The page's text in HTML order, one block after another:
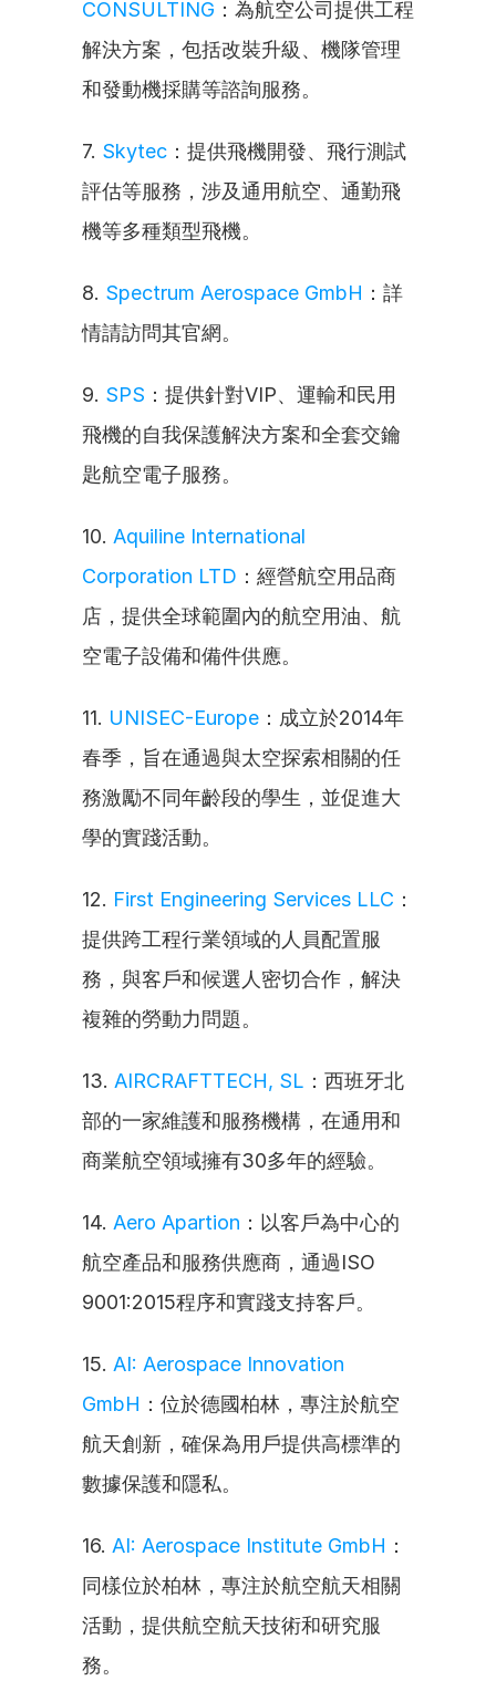
CONSULTING ：為航空公司提供工程
解決方案，包括改裝升級、機隊管理
和發動機採購等諮詢服務。
7. Skytec ：提供飛機開發、飛行測試
評估等服務，涉及通用航空、通勤飛
機等多種類型飛機。
8. Spectrum Aerospace GmbH ：詳
情請訪問其官網。
9. SPS ：提供針對VIP、運輸和民用
飛機的自我保護解決方案和全套交鑰
匙航空電子服務。
10. Aquiline International
Corporation LTD ：經營航空用品商
店，提供全球範圍內的航空用油、航
空電子設備和備件供應。
11. UNISEC-Europe ：成立於2014年
春季，旨在通過與太空探索相關的任
務激勵不同年齡段的學生，並促進大
學的實踐活動。
12. First Engineering Services LLC ：
提供跨工程行業領域的人員配置服
務，與客戶和候選人密切合作，解決
複雜的勞動力問題。
13. AIRCRAFTTECH, SL ：西班牙北
部的一家維護和服務機構，在通用和
商業航空領域擁有30多年的經驗。
14. Aero Apartion ：以客戶為中心的
航空產品和服務供應商，通過ISO
9001:2015程序和實踐支持客戶。
15. AI: Aerospace Innovation
GmbH ：位於德國柏林，專注於航空
航天創新，確保為用戶提供高標準的
數據保護和隱私。
16. AI: Aerospace Institute GmbH ：
同樣位於柏林，專注於航空航天相關
活動，提供航空航天技術和研究服
務。